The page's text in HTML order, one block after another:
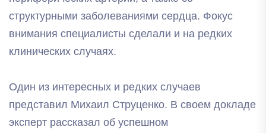
структурными заболеваниями сердца. Фокус
внимания специалисты сделали и на редких
клинических случаях.
Один из интересных и редких случаев
представил Михаил Струценко. В своем докладе
эксперт рассказал об успешном